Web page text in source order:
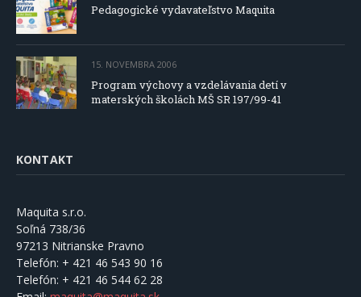
Pedagogické vydavateľstvo Maquita
15. NOVEMBRA 2006
Program výchovy a vzdelávania detí v
materských školách MŠ SR 197/99-41
KONTAKT
Maquita s.r.o.
Soľná 738/36
97213 Nitrianske Pravno
Telefón: + 421 46 543 90 16
Telefón: + 421 46 544 62 28